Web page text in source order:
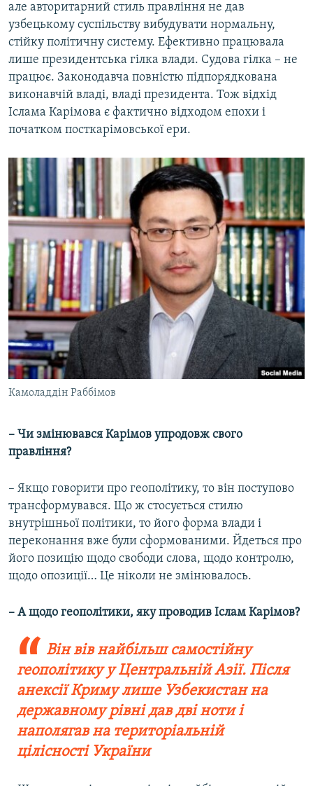
але авторитарний стиль правління не дав
узбецькому суспільству вибудувати нормальну,
стійку політичну систему. Ефективно працювала
лише президентська гілка влади. Судова гілка – не
працює. Законодавча повністю підпорядкована
виконавчій владі, владі президента. Тож відхід
Іслама Карімова є фактично відходом епохи і
початком посткарімовської ери.
Камоладдін Раббімов
– Чи змінювався Карімов упродовж свого
правління?
– Якщо говорити про геополітику, то він поступово
трансформувався. Що ж стосується стилю
внутрішньої політики, то його форма влади і
переконання вже були сформованими. Йдеться про
його позицію щодо свободи слова, щодо контролю,
щодо опозиції… Це ніколи не змінювалось.
– А щодо геополітики, яку проводив Іслам Карімов?
Він вів найбільш самостійну
геополітику у Центральній Азії. Після
анексії Криму лише Узбекистан на
державному рівні дав дві ноти і
наполягав на територіальній
цілісності України